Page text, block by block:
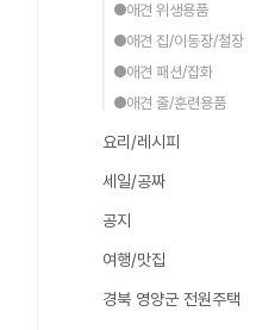
●애견 위생용품
●애견 집/이동장/철장
●애견 패션/잡화
●애견 줄/훈련용품
요리/레시피
세일/공짜
공지
여행/맛집
경북 영양군 전원주택